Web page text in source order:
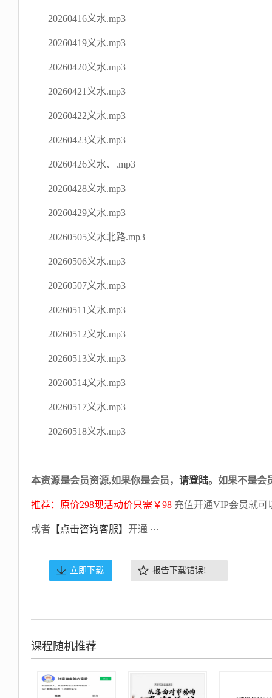
20260416义水.mp3
20260419义水.mp3
20260420义水.mp3
20260421义水.mp3
20260422义水.mp3
20260423义水.mp3
20260426义水、.mp3
20260428义水.mp3
20260429义水.mp3
20260505义水北路.mp3
20260506义水.mp3
20260507义水.mp3
20260511义水.mp3
20260512义水.mp3
20260513义水.mp3
20260514义水.mp3
20260517义水.mp3
20260518义水.mp3
本资源是会员资源,如果你是会员， 请登陆。如果不是会
推荐：原价298现活动价只需￥98 充值开通VIP会员就可
或者 【点击咨询客服】 开通 ···
立即下载 报告下载错误!
课程随机推荐